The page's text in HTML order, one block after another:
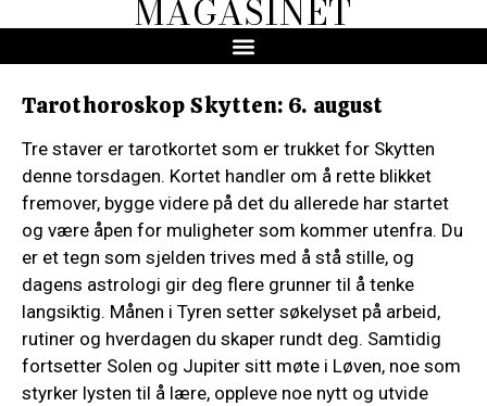
MAGASINET
Tarothoroskop Skytten: 6. august
Tre staver er tarotkortet som er trukket for Skytten
denne torsdagen. Kortet handler om å rette blikket
fremover, bygge videre på det du allerede har startet
og være åpen for muligheter som kommer utenfra. Du
er et tegn som sjelden trives med å stå stille, og
dagens astrologi gir deg flere grunner til å tenke
langsiktig. Månen i Tyren setter søkelyset på arbeid,
rutiner og hverdagen du skaper rundt deg. Samtidig
fortsetter Solen og Jupiter sitt møte i Løven, noe som
styrker lysten til å lære, oppleve noe nytt og utvide